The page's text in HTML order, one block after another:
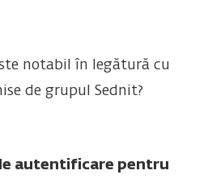
notabil în legătură cu
de grupul Sednit?
autentificare pentru